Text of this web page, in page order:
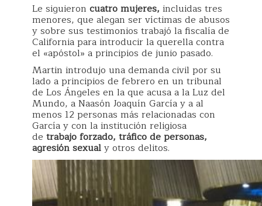
Le siguieron cuatro mujeres, incluidas tres
menores, que alegan ser víctimas de abusos
y sobre sus testimonios trabajó la fiscalía de
California para introducir la querella contra
el «apóstol» a principios de junio pasado.
Martin introdujo una demanda civil por su
lado a principios de febrero en un tribunal
de Los Ángeles en la que acusa a la Luz del
Mundo, a Naasón Joaquín García y a al
menos 12 personas más relacionadas con
García y con la institución religiosa
de trabajo forzado, tráfico de personas,
agresión sexualy otros delitos.